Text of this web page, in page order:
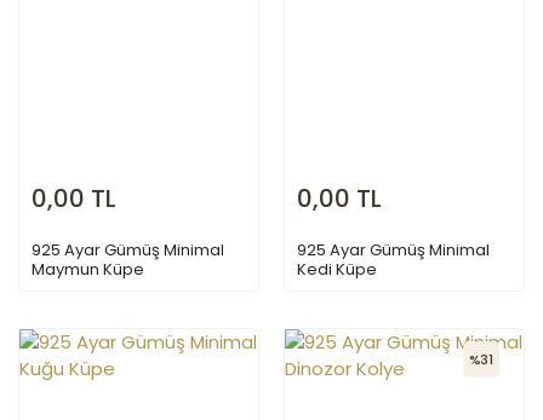
0,00 TL
925 Ayar Gümüş Minimal
Maymun Küpe
0,00 TL
925 Ayar Gümüş Minimal
Kedi Küpe
%31